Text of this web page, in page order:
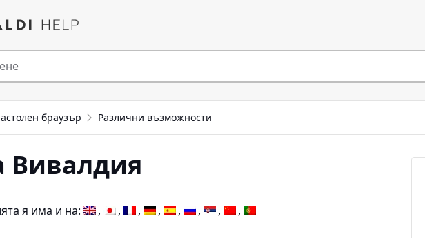
браузър Различни възможности
Вивалдия
я има и на: